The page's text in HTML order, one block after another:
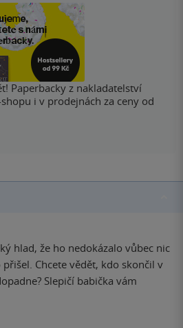
Paperbacky z nakladatelství
i v prodejnách za ceny od
hlad, že ho nedokázalo vůbec nic
Chcete vědět, kdo skončil v
Slepičí babička vám